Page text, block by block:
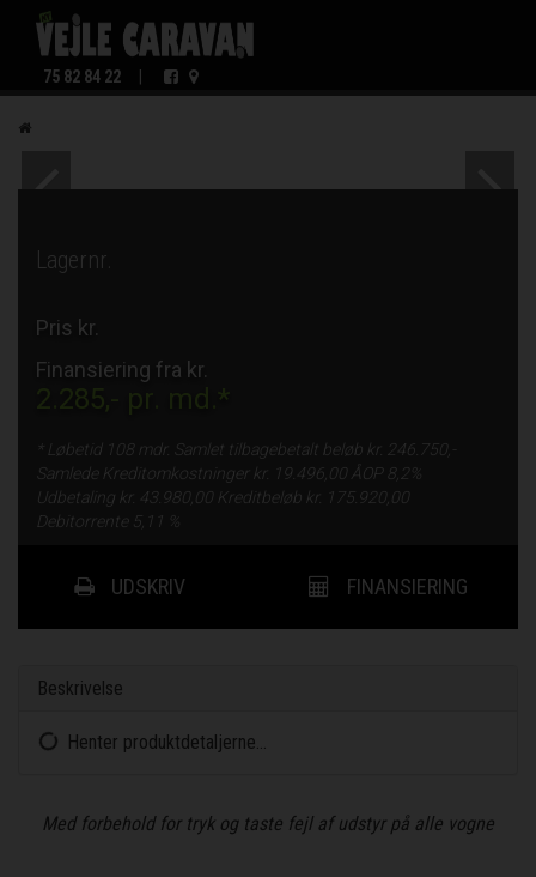
75 82 84 22
Lagernr.
Pris kr.
Finansiering fra kr.
2.285,- pr. md.*
* Løbetid 108 mdr. Samlet tilbagebetalt beløb kr.
246.750,-
Samlede Kreditomkostninger kr.
19.496,00 ÅOP 8,2%
Udbetaling kr.
43.980,00 Kreditbeløb kr.
175.920,00
Debitorrente 5,11 %
UDSKRIV FINANSIERING
Beskrivelse
Henter produktdetaljerne...
Med forbehold for tryk og taste fejl af udstyr på alle vogne